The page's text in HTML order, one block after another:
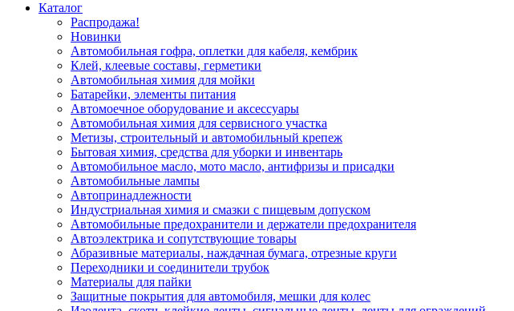
Каталог
Распродажа!
Новинки
Автомобильная гофра, оплетки для кабеля, кембрик
Клей, клеевые составы, герметики
Автомобильная химия для мойки
Батарейки, элементы питания
Автомоечное оборудование и аксессуары
Автомобильная химия для сервисного участка
Метизы, строительный и автомобильный крепеж
Бытовая химия, средства для уборки и инвентарь
Автомобильное масло, мото масло, антифризы и присадки
Автомобильные лампы
Автопринадлежности
Индустриальная химия и смазки с пищевым допуском
Автомобильные предохранители и держатели предохранителя
Автоэлектрика и сопутствующие товары
Абразивные материалы, наждачная бумага, отрезные круги
Переходники и соединители трубок
Материалы для пайки
Защитные покрытия для автомобиля, мешки для колес